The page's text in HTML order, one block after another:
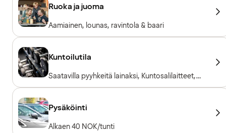
Ruoka ja juoma
Aamiainen, lounas, ravintola & baari
Kuntoilutila
Saatavilla pyyhkeitä lainaksi, Kuntosalilaitteet,
Kardiolaitteet, Vapaapainot, Sisäänpääsy
Pysäköinti
Alkaen 40 NOK/tunti